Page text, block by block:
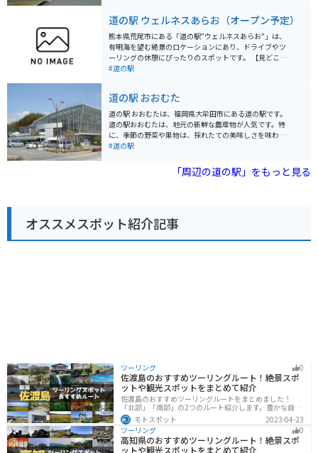
場も広々としています。道の駅 きくすいを拠点に、菊池
渓谷や阿蘇方面へのツーリングを楽しむのも良いでしょ
う。 周辺には、歴史的な観光スポットである菊池神社
や、美しい景観を楽しめる鞠智城跡などもあります。道
の駅 きくすいで休憩を取りながら、菊池市の観光を満喫
道の駅 ウェルネスあらお（オープン予定）
熊本県荒尾市にある「道の駅"ウェルネスあらお"」は、
有明海を望む絶景のロケーションにあり、ドライブやツ
ーリングの休憩にぴったりのスポットです。 【見どこ
ろ】 * **展望台からの眺望**: 有明海に沈む夕日は格別！
で採れた新鮮な野菜や果物、有明海で獲れたばかりの魚
介類などが豊富に並びます。お土産探しにも最適です。 *
**レストラン**: 地元の食材をふんだんに使った料理が味
わえます。特に海鮮丼はおすすめです。 * **温泉施設
「あらお海辺の湯」**: 旅の疲れを癒せる温泉施設も併
*: バイクを停めやすい広々とした駐車場があります。ツ
リンスタンドがあるので、給油の心配もありません。
【名産品】 * **梨**: 荒尾市は梨の産地としても有名。
瑞々しくて甘い梨は、お土産に喜ばれます。 * **トマト*
#道の駅
道の駅 おおむた
道の駅 おおむたは、福岡県大牟田市にある道の駅です。
道の駅おおむたは、地元の新鮮な農産物が人気です。特
に、季節の野菜や果物は、採れたての美味しさを味わえ
ると評判です。 また、大牟田市は、かつて三池炭鉱で栄
「おおむたハイツ」には、三池炭鉱の歴史を学べる「三
池炭鉱閉山資料館」があります。 バイクで訪れる場合、
ポットとしても最適です。 道の駅おおむたを訪れた際に
は、ぜひ、地元の特産品である「大牟田ラーメン」や
「草木饅頭」も味わってみてください。
#道の駅
「周辺の道の駅」をもっと見る
オススメスポット紹介記事
ツーリング 0
佐渡島のおすすめツーリングルート！絶景スポ
ットや観光スポットをまとめて紹介
佐渡島のおすすめツーリングルートをまとめました！
「北部」「南部」の2つのルート紹介します。豊かな自然
と歴史的なスポット、トキなどの貴重な動物を見られる
スポットが多数あります。バイクで佐渡島にツーリング
に行く際は参考にしてください。
モトスポット
2023-04-23
ツーリング
0
高知県のおすすめツーリングルート！絶景スポ
ットや観光スポットをまとめて紹介